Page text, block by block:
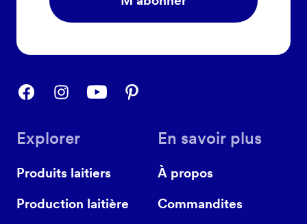
Explorer
Produits laitiers
Production laitière
En savoir plus
À propos
Commandites